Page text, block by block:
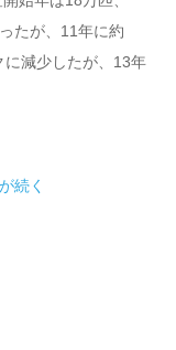
たが、11年に約
減少したが、13年
続く